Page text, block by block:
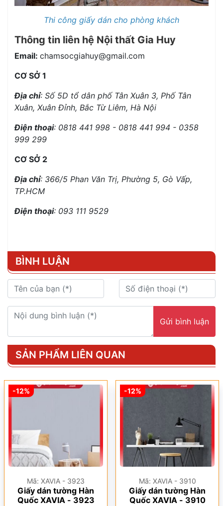
Thi công giấy dán cho phòng khách
Thông tin liên hệ Nội thất Gia Huy
Email: chamsocgiahuy@gmail.com
CƠ SỞ 1
Địa chỉ: Số 5D tổ dân phố Tân Xuân 3, Phố Tân
Xuân, Xuân Đỉnh, Bắc Từ Liêm, Hà Nội
Điện thoại: 0818 441 998 - 0818 441 994 - 0358
999 299
CƠ SỞ 2
Địa chỉ: 366/5 Phan Văn Trị, Phường 5, Gò Vấp,
TP.HCM
Điện thoại: 093 111 9529
BÌNH LUẬN
Gửi bình luận
SẢN PHẨM LIÊN QUAN
-12%
Mã: XAVIA - 3923
Giấy dán tường Hàn
Quốc XAVIA - 3923
-12%
Mã: XAVIA - 3910
Giấy dán tường Hàn
Quốc XAVIA - 3910